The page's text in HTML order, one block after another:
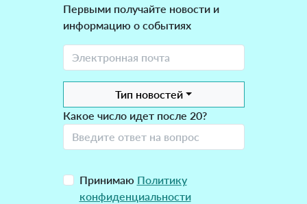
Первыми получайте новости и
информацию о событиях
Тип новостей
Какое число идет после 20?
Принимаю Политику
конфиденциальности